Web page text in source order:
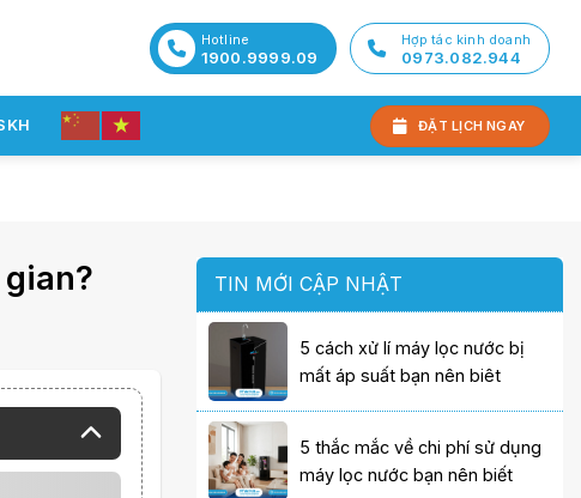
Hotline
1900.9999.09
Hợp tác kinh doanh
0973.082.944
ĐẶT LỊCH NGAY
TIN MỚI CẬP NHẬT
5 cách xử lí máy lọc nước bị
mất áp suất bạn nên biêt
5 thắc mắc về chi phí sử dụng
máy lọc nước bạn nên biết